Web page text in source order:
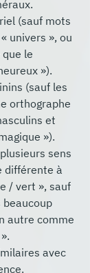
(sauf mots
univers », ou
le
»).
(sauf les
orthographe
et
»).
sens
différente à
/ vert », sauf
beaucoup
autre comme
avec